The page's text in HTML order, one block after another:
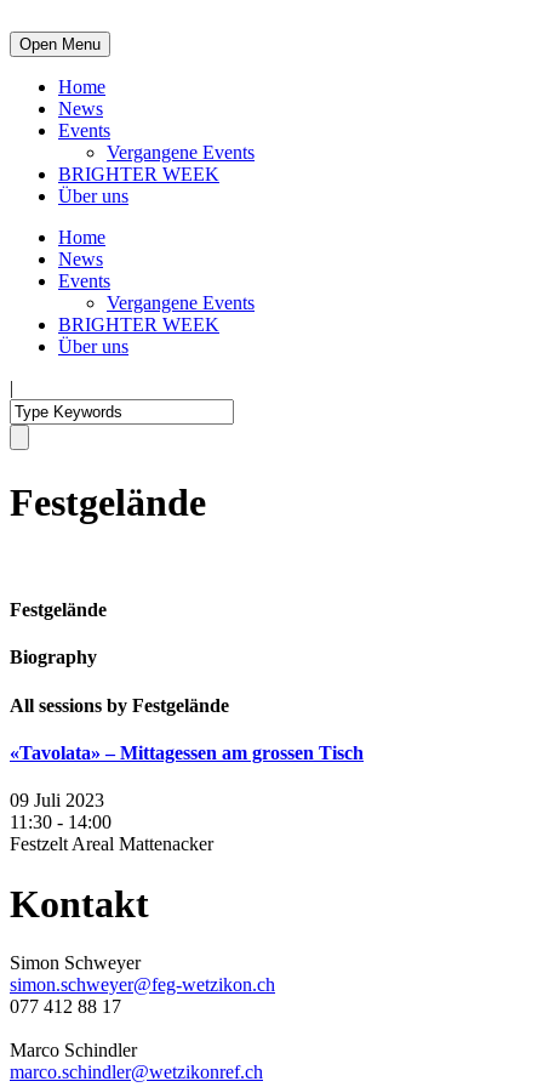
Open Menu
Home
News
Events
Vergangene Events
BRIGHTER WEEK
Über uns
Home
News
Events
Vergangene Events
BRIGHTER WEEK
Über uns
|
Festgelände
Festgelände
Biography
All sessions by Festgelände
«Tavolata» – Mittagessen am grossen Tisch
09 Juli 2023
11:30 - 14:00
Festzelt Areal Mattenacker
Kontakt
Simon Schweyer
simon.schweyer@feg-wetzikon.ch
077 412 88 17
Marco Schindler
marco.schindler@wetzikonref.ch